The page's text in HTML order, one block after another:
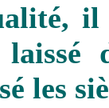
il
les